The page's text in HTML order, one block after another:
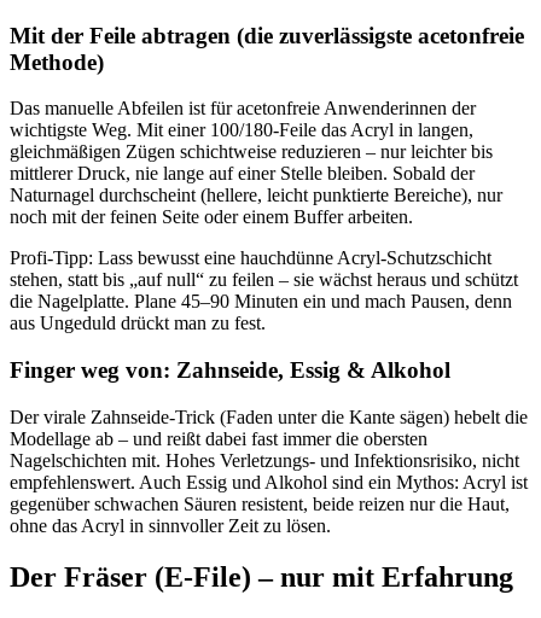
Mit der Feile abtragen (die zuverlässigste acetonfreie
Methode)
Das manuelle Abfeilen ist für acetonfreie Anwenderinnen der
wichtigste Weg. Mit einer 100/180-Feile das Acryl in langen,
gleichmäßigen Zügen schichtweise reduzieren – nur leichter bis
mittlerer Druck, nie lange auf einer Stelle bleiben. Sobald der
Naturnagel durchscheint (hellere, leicht punktierte Bereiche), nur
noch mit der feinen Seite oder einem Buffer arbeiten.
Profi-Tipp: Lass bewusst eine hauchdünne Acryl-Schutzschicht
stehen, statt bis „auf null“ zu feilen – sie wächst heraus und schützt
die Nagelplatte. Plane 45–90 Minuten ein und mach Pausen, denn
aus Ungeduld drückt man zu fest.
Finger weg von: Zahnseide, Essig & Alkohol
Der virale Zahnseide-Trick (Faden unter die Kante sägen) hebelt die
Modellage ab – und reißt dabei fast immer die obersten
Nagelschichten mit. Hohes Verletzungs- und Infektionsrisiko, nicht
empfehlenswert. Auch Essig und Alkohol sind ein Mythos: Acryl ist
gegenüber schwachen Säuren resistent, beide reizen nur die Haut,
ohne das Acryl in sinnvoller Zeit zu lösen.
Der Fräser (E-File) – nur mit Erfahrung